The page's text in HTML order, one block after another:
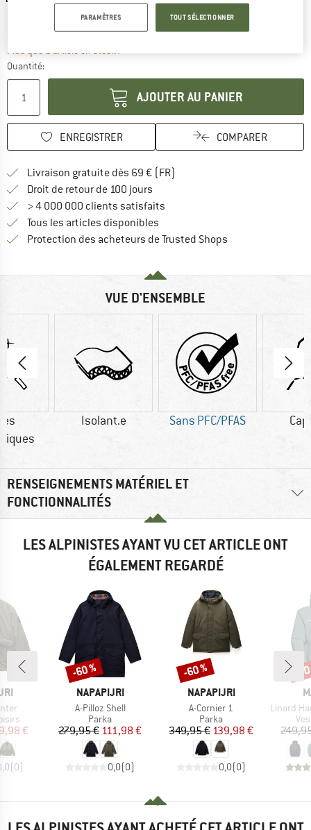
Le lien s'ouvre dans une boîte
Plus que 1 article en stock !
Quantité:
AJOUTER AU PANIER
ENREGISTRER COMPARER
Livraison gratuite dès 69 € (FR)
Droit de retour de 100 jours
> 4 000 000 clients satisfaits
Tous les articles disponibles
Protection des acheteurs de Trusted Shops
VUE D'ENSEMBLE
Isolant.e Sans PFC/PFAS
RENSEIGNEMENTS MATÉRIEL ET
FONCTIONNALITÉS
LES ALPINISTES AYANT VU CET ARTICLE ONT
ÉGALEMENT REGARDÉ
réduit
€
(0)
MARQUE
NAPAPIJRI
Article
A-Pilloz Shell
Product group
Parka
Prix
279,95 €Prix réduit
111,98 €
0,0(0)
Remise
-60 %
MARQUE
NAPAPIJRI
Article
A-Cornier 1
Product group
Parka
Prix
349,95 €Prix réduit
139,98 €
0,0(0)
Remise
-60 %
Article
Linard Hardshell
-
PARAMÈTRES TOUT SÉLECTIONNER